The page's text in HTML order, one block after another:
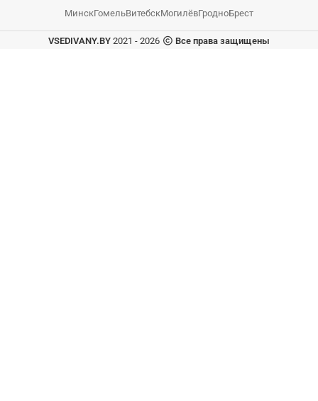
МинскГомельВитебскМогилёвГродноБрест
VSEDIVANY.BY 2021 - 2026 Все права защищены